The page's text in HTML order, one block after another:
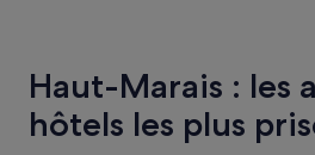
r
e
a
t
heures
sur
la
Haut-Marais : les
hôtels les plus